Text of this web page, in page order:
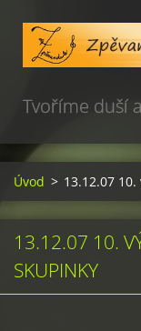
Tvoříme duší
Úvod > 13.12.07
13.12.07 10.
SKUPINKY